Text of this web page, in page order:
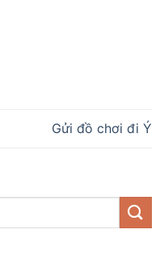
Gửi đồ chơi đi Ý